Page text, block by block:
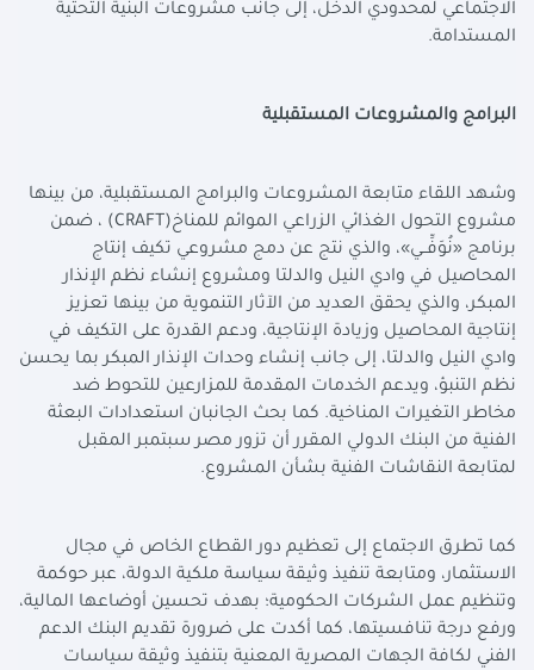
الاجتماعي لمحدودي الدخل، إلى جانب مشروعات البنية التحتية
المستدامة.
البرامج والمشروعات المستقبلية
وشهد اللقاء متابعة المشروعات والبرامج المستقبلية، من بينها
مشروع التحول الغذائي الزراعي الموائم للمناخ(CRAFT) ، ضمن
برنامج «نُوَفِّــي»، والذي نتج عن دمج مشروعي تكيف إنتاج
المحاصيل في وادي النيل والدلتا ومشروع إنشاء نظم الإنذار
المبكر، والذي يحقق العديد من الآثار التنموية من بينها تعزيز
إنتاجية المحاصيل وزيادة الإنتاجية، ودعم القدرة على التكيف في
وادي النيل والدلتا، إلى جانب إنشاء وحدات الإنذار المبكر بما يحسن
نظم التنبؤ، ويدعم الخدمات المقدمة للمزارعين للتحوط ضد
مخاطر التغيرات المناخية. كما بحث الجانبان استعدادات البعثة
الفنية من البنك الدولي المقرر أن تزور مصر سبتمبر المقبل
لمتابعة النقاشات الفنية بشأن المشروع.
كما تطرق الاجتماع إلى تعظيم دور القطاع الخاص في مجال
الاستثمار، ومتابعة تنفيذ وثيقة سياسة ملكية الدولة، عبر حوكمة
وتنظيم عمل الشركات الحكومية؛ بهدف تحسين أوضاعها المالية،
ورفع درجة تنافسيتها، كما أكدت على ضرورة تقديم البنك الدعم
الفني لكافة الجهات المصرية المعنية بتنفيذ وثيقة سياسات